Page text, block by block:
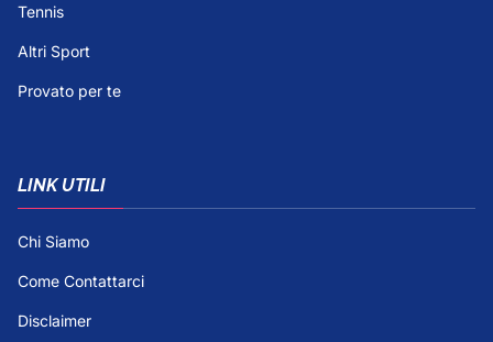
Tennis
Altri Sport
Provato per te
LINK UTILI
Chi Siamo
Come Contattarci
Disclaimer